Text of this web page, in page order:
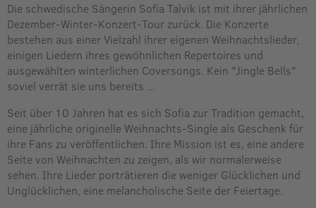
Die schwedische Sängerin Sofia Talvik ist mit ihrer jährlichen
Dezember-Winter-Konzert-Tour zurück. Die Konzerte
bestehen aus einer Vielzahl ihrer eigenen Weihnachtslieder,
einigen Liedern ihres gewöhnlichen Repertoires und
ausgewählten winterlichen Coversongs. Kein "Jingle Bells"
soviel verrät sie uns bereits ...
Seit über 10 Jahren hat es sich Sofia zur Tradition gemacht,
eine jährliche originelle Weihnachts-Single als Geschenk für
ihre Fans zu veröffentlichen. Ihre Mission ist es, eine andere
Seite von Weihnachten zu zeigen, als wir normalerweise
sehen. Ihre Lieder porträtieren die weniger Glücklichen und
Unglücklichen, eine melancholische Seite der Feiertage.